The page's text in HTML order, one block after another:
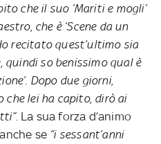
che il suo ‘Mariti e mogli’
che è ‘Scene da un
recitato quest’ultimo sia
so benissimo qual è
Dopo due giorni,
che lei ha capito, dirò ai
La sua forza d’animo
se “i sessant’anni